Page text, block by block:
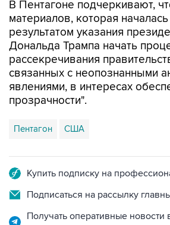
результатом указания
Дональда Трампа начать
рассекречивания
связанных с неопознанными
явлениями, в интересах
прозрачности".
Пентагон США
Подписаться на рассылку
Получать оперативные